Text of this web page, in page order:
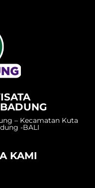
– Kecamatan Kuta
-BALI
KAMI